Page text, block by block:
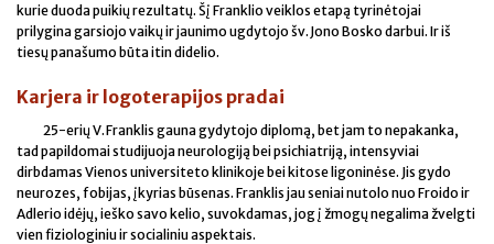
kurie duoda puikių rezultatų. Šį Franklio veiklos etapą tyrinėtojai
prilygina garsiojo vaikų ir jaunimo ugdytojo šv. Jono Bosko darbui. Ir iš
tiesų panašumo būta itin didelio.
Karjera ir logoterapijos pradai
25-erių V. Franklis gauna gydytojo diplomą, bet jam to nepakanka,
tad papildomai studijuoja neurologiją bei psichiatriją, intensyviai
dirbdamas Vienos universiteto klinikoje bei kitose ligoninėse. Jis gydo
neurozes, fobijas, įkyrias būsenas. Franklis jau seniai nutolo nuo Froido ir
Adlerio idėjų, ieško savo kelio, suvokdamas, jog į žmogų negalima žvelgti
vien fiziologiniu ir socialiniu aspektais.